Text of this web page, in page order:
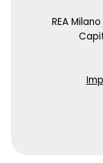
REA Milano